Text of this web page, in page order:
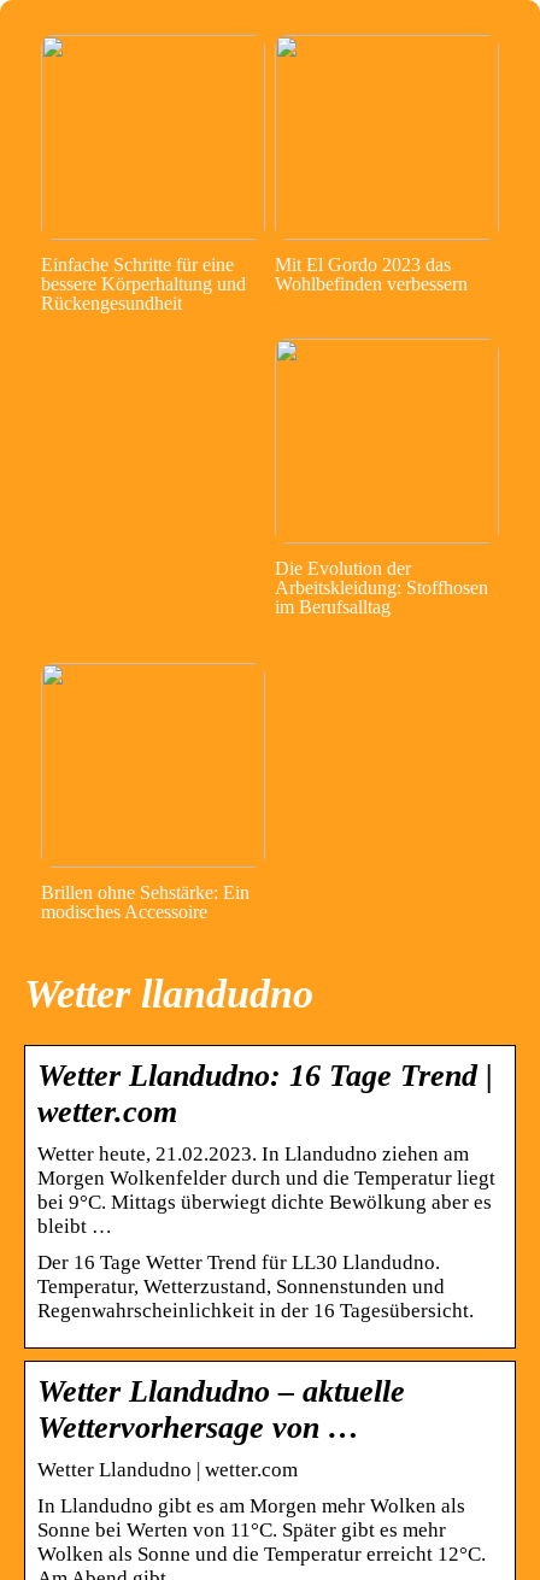
Einfache Schritte für eine
bessere Körperhaltung und
Rückengesundheit
Mit El Gordo 2023 das
Wohlbefinden verbessern
Die Evolution der
Arbeitskleidung: Stoffhosen
im Berufsalltag
Brillen ohne Sehstärke: Ein
modisches Accessoire
Wetter llandudno
Wetter Llandudno: 16 Tage Trend |
wetter.com
Wetter heute, 21.02.2023. In Llandudno ziehen am
Morgen Wolkenfelder durch und die Temperatur liegt
bei 9°C. Mittags überwiegt dichte Bewölkung aber es
bleibt …
Der 16 Tage Wetter Trend für LL30 Llandudno.
Temperatur, Wetterzustand, Sonnenstunden und
Regenwahrscheinlichkeit in der 16 Tagesübersicht.
Wetter Llandudno – aktuelle
Wettervorhersage von …
Wetter Llandudno | wetter.com
In Llandudno gibt es am Morgen mehr Wolken als
Sonne bei Werten von 11°C. Später gibt es mehr
Wolken als Sonne und die Temperatur erreicht 12°C.